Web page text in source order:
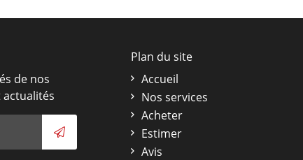
de nos
Plan du site
Accueil
Nos services
Acheter
Estimer
Avis